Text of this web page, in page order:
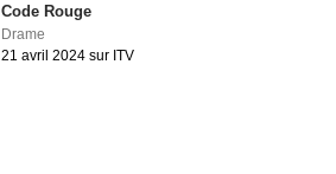
Code Rouge
Drame
21 avril 2024 sur ITV